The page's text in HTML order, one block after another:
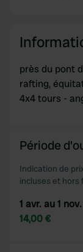
près du pont
rafting,
4x4 tours -
Période
Indication de
incluses et hors
1 avr. au 1 nov.
14,00 €